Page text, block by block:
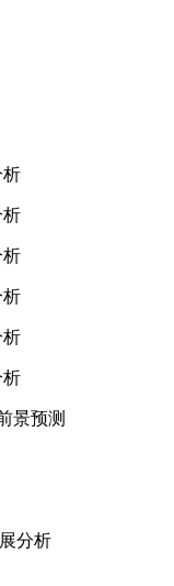
析
析
析
析
析
析
景预测
分析